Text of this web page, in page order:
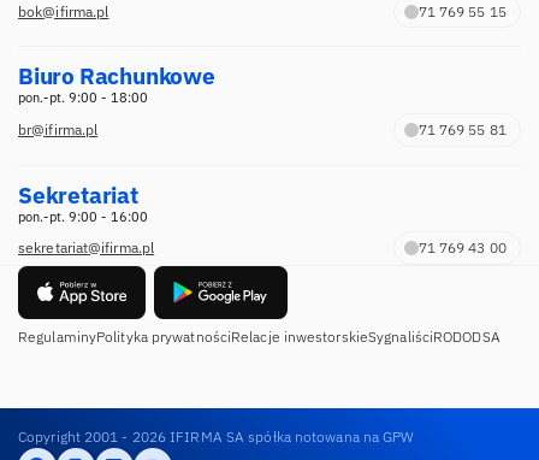
bok@ifirma.pl 71 769 55 15
Biuro Rachunkowe
pon.-pt. 9:00 - 18:00
br@ifirma.pl 71 769 55 81
Sekretariat
pon.-pt. 9:00 - 16:00
sekretariat@ifirma.pl 71 769 43 00
RegulaminyPolityka prywatnościRelacje inwestorskieSygnaliściRODODSA
Copyright 2001 - 2026 IFIRMA SA spółka notowana na GPW